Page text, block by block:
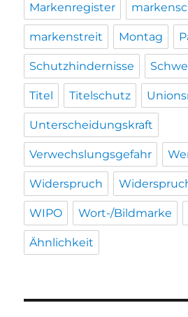
Markenregister
markenstreit Montag
Schutzhindernisse
Titel Titelschutz
Unterscheidungskraft
Verwechslungsgefahr
Widerspruch
WIPO Wort-/Bildmarke
Ähnlichkeit